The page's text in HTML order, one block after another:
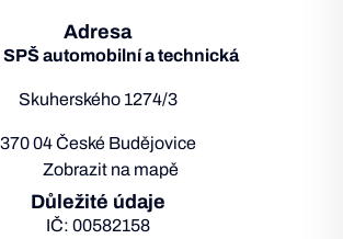
Adresa
SPŠ automobilní a technická
Skuherského 1274/3
370 04 České Budějovice
Zobrazit na mapě
Důležité údaje
IČ: 00582158